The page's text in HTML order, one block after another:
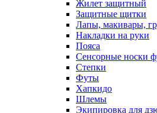
Жилет защитный
Защитные щитки
Лапы, макивары,
Накладки на руки
Пояса
Сенсорные носки
Степки
Футы
Хапкидо
Шлемы
Экипировка для